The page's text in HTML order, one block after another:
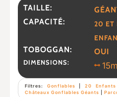
TAILLE:
CAPACITÉ:
20 ET
TOBOGGAN: OUI
DIMENSIONS:
Filtres: Gonflables |20
Châteaux Gonflables Géants